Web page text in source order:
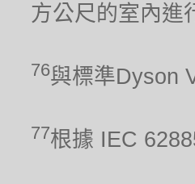
方公尺的室內進
76與標準Dyson
77根據 IEC